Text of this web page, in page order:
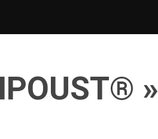
»